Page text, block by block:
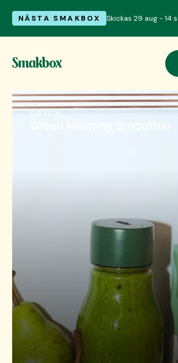
NÄSTA SMAKBOX Skickas 29 aug - 14
DRYCK
Green Morning Smoothie